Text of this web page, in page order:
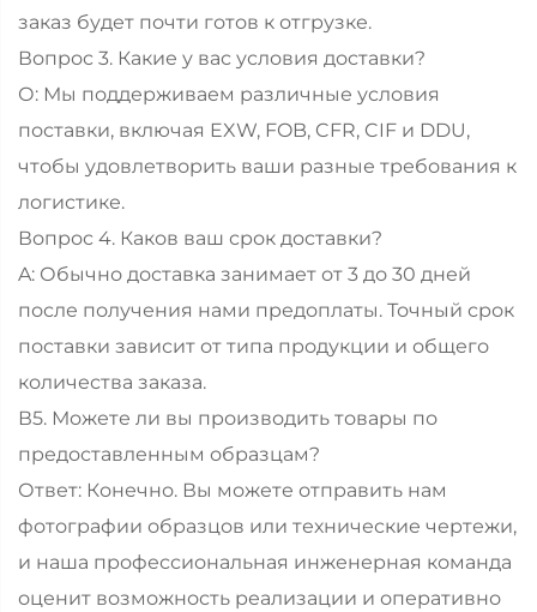
заказ будет почти готов к отгрузке.
Вопрос 3. Какие у вас условия доставки?
О: Мы поддерживаем различные условия
поставки, включая EXW, FOB, CFR, CIF и DDU,
чтобы удовлетворить ваши разные требования к
логистике.
Вопрос 4. Каков ваш срок доставки?
A: Обычно доставка занимает от 3 до 30 дней
после получения нами предоплаты. Точный срок
поставки зависит от типа продукции и общего
количества заказа.
В5. Можете ли вы производить товары по
предоставленным образцам?
Ответ: Конечно. Вы можете отправить нам
фотографии образцов или технические чертежи,
и наша профессиональная инженерная команда
оценит возможность реализации и оперативно